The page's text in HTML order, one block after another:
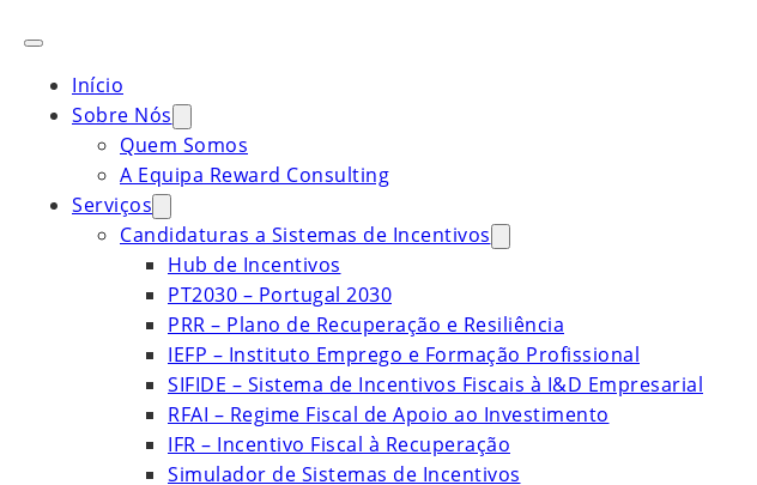
Início
Sobre Nós
Quem Somos
A Equipa Reward Consulting
Serviços
Candidaturas a Sistemas de Incentivos
Hub de Incentivos
PT2030 – Portugal 2030
PRR – Plano de Recuperação e Resiliência
IEFP – Instituto Emprego e Formação Profissional
SIFIDE – Sistema de Incentivos Fiscais à I&D Empresarial
RFAI – Regime Fiscal de Apoio ao Investimento
IFR – Incentivo Fiscal à Recuperação
Simulador de Sistemas de Incentivos